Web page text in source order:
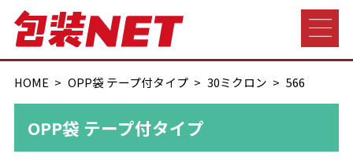
HOME OPP袋 テープ付タイプ 30ミクロン 566
OPP袋 テープ付タイプ